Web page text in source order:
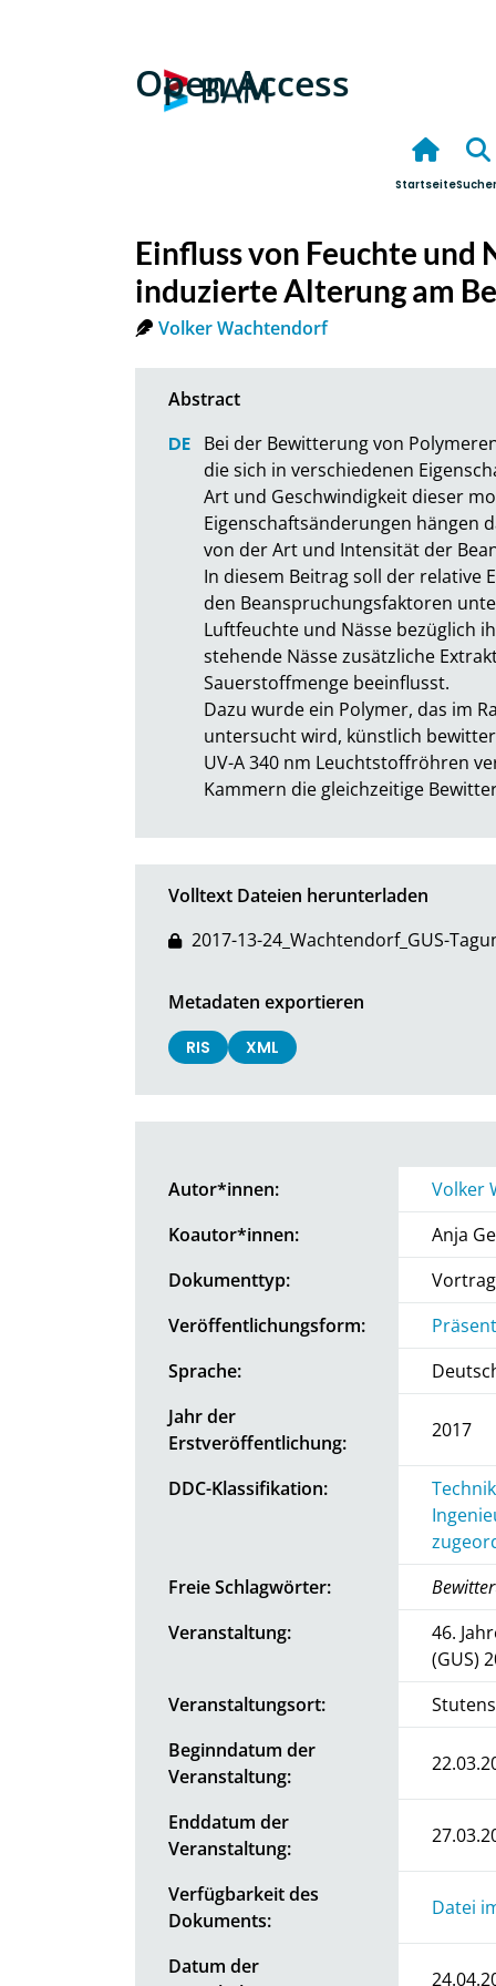
Open Access
Startseite
Einfluss von Feuchte und
induzierte Alterung am
Volker Wachtendorf
Bei der Bewitterung von
die sich in verschiedenen
Art und Geschwindigkeit dieser
Eigenschaftsänderungen hängen
von der Art und Intensität der
In diesem Beitrag soll der relative
den Beanspruchungsfaktoren
Luftfeuchte und Nässe bezüglich
stehende Nässe zusätzliche
Sauerstoffmenge beeinflusst.
Dazu wurde ein Polymer, das im
untersucht wird, künstlich
UV-A 340 nm Leuchtstoffröhren
Kammern die gleichzeitige
Volltext Dateien herunterladen
2017-13-24_Wachtendorf_GUS-
Metadaten exportieren
RIS XML
Autor*innen:
Volker
Koautor*innen:
Anja
Dokumenttyp:
Vortrag
Veröffentlichungsform:
Sprache:
Jahr der
Erstveröffentlichung:
2017
DDC-Klassifikation:
Freie Schlagwörter:
Veranstaltung:
46.
(GUS)
Veranstaltungsort:
Beginndatum der
Veranstaltung:
Enddatum der
Veranstaltung:
Verfügbarkeit des
Dokuments:
Datei
Datum der